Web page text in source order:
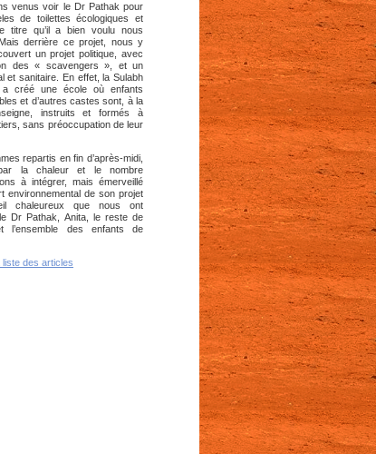
venus voir le Dr Pathak pour
de toilettes écologiques et
titre qu’il a bien voulu nous
derrière ce projet, nous y
un projet politique, avec
des « scavengers », et un
et sanitaire. En effet, la Sulabh
a créé une école où enfants
et d’autres castes sont, à la
instruits et formés à
sans préoccupation de leur
repartis en fin d’après-midi,
la chaleur et le nombre
à intégrer, mais émerveillé
environnemental de son projet
chaleureux que nous ont
Dr Pathak, Anita, le reste de
l’ensemble des enfants de
liste des articles